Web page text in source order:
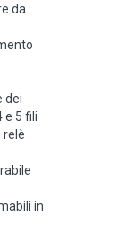
da
dei
e 5 fili
relè
in